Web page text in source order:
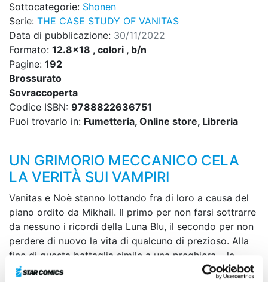
Sottocategorie: Shonen
Serie: THE CASE STUDY OF VANITAS
Data di pubblicazione: 30/11/2022
Formato: 12.8x18 , colori , b/n
Pagine: 192
Brossurato
Sovraccoperta
Codice ISBN: 9788822636751
Puoi trovarlo in: Fumetteria, Online store, Libreria
UN GRIMORIO MECCANICO CELA
LA VERITÀ SUI VAMPIRI
Vanitas e Noè stanno lottando fra di loro a causa del
piano ordito da Mikhail. Il primo per non farsi sottrarre
da nessuno i ricordi della Luna Blu, il secondo per non
perdere di nuovo la vita di qualcuno di prezioso. Alla
fine di questa battaglia simile a una preghiera… le
zanne, le grida, le speranze sortiranno il loro effetto?